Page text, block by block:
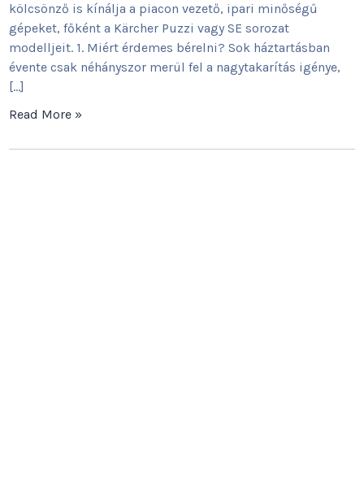
kölcsönző is kínálja a piacon vezető, ipari minőségű
gépeket, főként a Kärcher Puzzi vagy SE sorozat
modelljeit. 1. Miért érdemes bérelni? Sok háztartásban
évente csak néhányszor merül fel a nagytakarítás igénye,
[…]
Read More »